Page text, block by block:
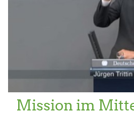
Mission im